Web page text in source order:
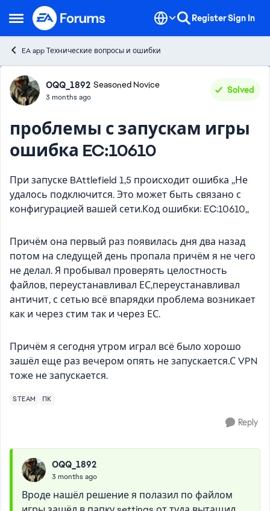
Open Side Menu
Skip to content RegisterSign In
EA app Технические вопросы и ошибки
Forum Discussion
OQQ_1892 Seasoned Novice
3 months ago
Solved
проблемы с запускам игры
ошибка EC:10610
При запуске BAttlefield 1,5 происходит ошибка ,,Не
удалось подключится. Это может быть связано с
конфигурацией вашей сети.Код ошибки: EC:10610,,
Причём она первый раз появилась дня два назад
потом на следущей день пропала причём я не чего
не делал. Я пробывал проверять целостность
файлов, переустанавливал ЕС,переустанавливал
античит, с сетью всё впарядки проблема возникает
как и через стим так и через ЕС.
Причём я сегодня утром играл всё было хорошо
зашёл еще раз вечером опять не запускается.С VPN
тоже не запускается.
STEAM ПК
Reply
OQQ_1892
3 months ago
Вроде нашёл решение я полазил по файлом